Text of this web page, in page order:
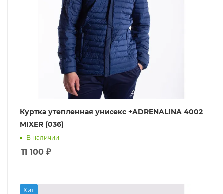
Куртка утепленная унисекс +ADRENALINA 4002
MIXER (036)
В наличии
11 100 ₽
Хит